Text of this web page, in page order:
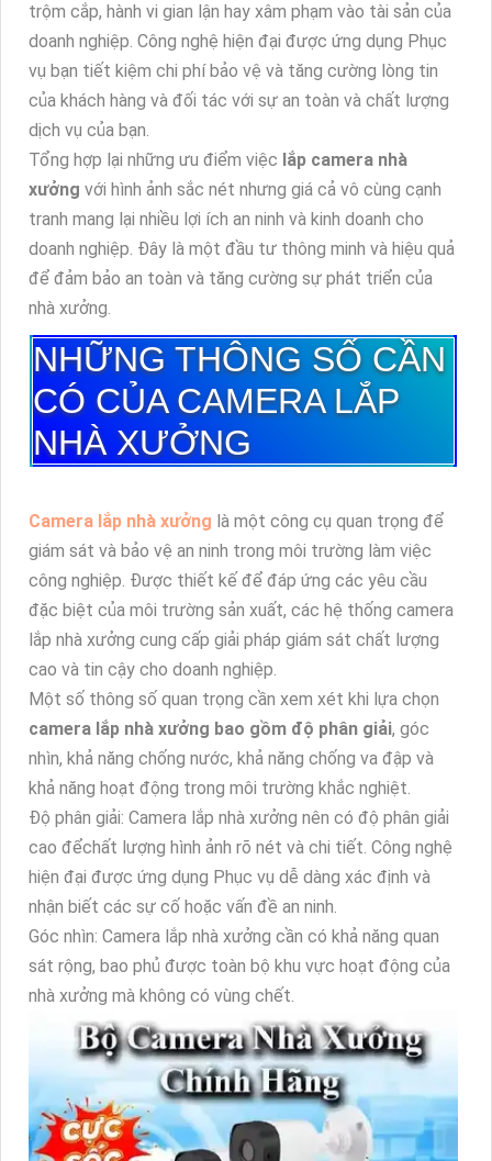
trộm cắp, hành vi gian lận hay xâm phạm vào tài sản của
doanh nghiệp. Công nghệ hiện đại được ứng dụng Phục
vụ bạn tiết kiệm chi phí bảo vệ và tăng cường lòng tin
của khách hàng và đối tác với sự an toàn và chất lượng
dịch vụ của bạn.
Tổng hợp lại những ưu điểm việc lắp camera nhà
xưởng với hình ảnh sắc nét nhưng giá cả vô cùng cạnh
tranh mang lại nhiều lợi ích an ninh và kinh doanh cho
doanh nghiệp. Đây là một đầu tư thông minh và hiệu quả
để đảm bảo an toàn và tăng cường sự phát triển của
nhà xưởng.
NHỮNG THÔNG SỐ CẦN
CÓ CỦA CAMERA LẮP
NHÀ XƯỞNG
Camera lắp nhà xưởng là một công cụ quan trọng để
giám sát và bảo vệ an ninh trong môi trường làm việc
công nghiệp. Được thiết kế để đáp ứng các yêu cầu
đặc biệt của môi trường sản xuất, các hệ thống camera
lắp nhà xưởng cung cấp giải pháp giám sát chất lượng
cao và tin cậy cho doanh nghiệp.
Một số thông số quan trọng cần xem xét khi lựa chọn
camera lắp nhà xưởng bao gồm độ phân giải, góc
nhìn, khả năng chống nước, khả năng chống va đập và
khả năng hoạt động trong môi trường khắc nghiệt.
Độ phân giải: Camera lắp nhà xưởng nên có độ phân giải
cao đểchất lượng hình ảnh rõ nét và chi tiết. Công nghệ
hiện đại được ứng dụng Phục vụ dễ dàng xác định và
nhận biết các sự cố hoặc vấn đề an ninh.
Góc nhìn: Camera lắp nhà xưởng cần có khả năng quan
sát rộng, bao phủ được toàn bộ khu vực hoạt động của
nhà xưởng mà không có vùng chết.